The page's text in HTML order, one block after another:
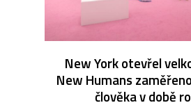
New York otevřel
New Humans
člověka v době